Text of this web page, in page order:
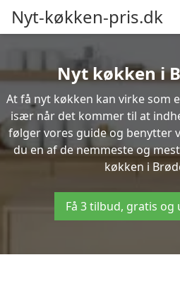
Nyt-køkken-pris.dk
Nyt køkken i
At få nyt køkken kan virke som
især når det kommer til at
følger vores guide og benytter
du en af de nemmeste og
køkken i
Få 3 tilbud, gratis